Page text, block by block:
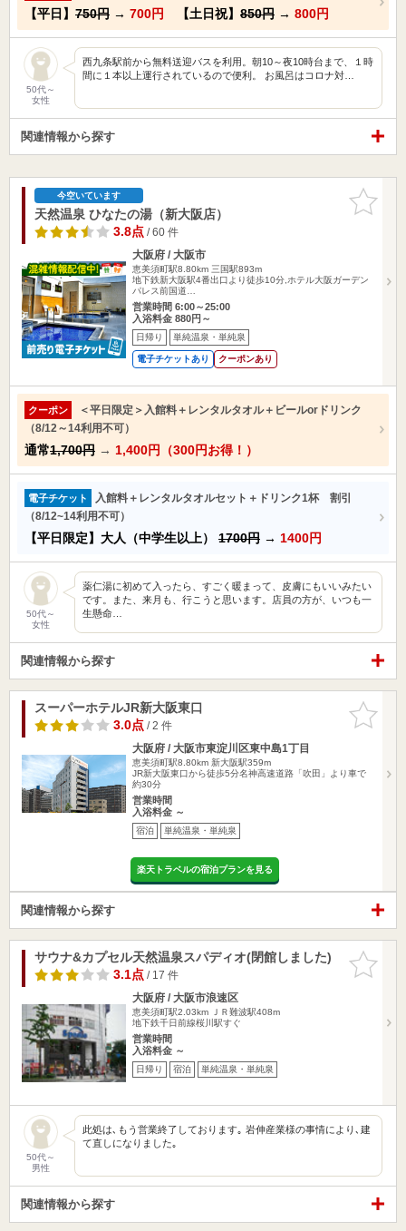
【平日】 750円 → 700円 【土日祝】 850円 → 800円
50代～
女性
西九条駅前から無料送迎バスを利用。朝10～夜10時台まで、１時
間に１本以上運行されているので便利。 お風呂はコロナ対…
関連情報から探す
お気に入
りに追加
今空いています
天然温泉 ひなたの湯（新大阪店）
3.8点/ 60 件
大阪府 / 大阪市
恵美須町駅8.80km 三国駅893m
地下鉄新大阪駅4番出口より徒歩10分,ホテル大阪ガーデン
パレス前国道…
営業時間 6:00～25:00
入浴料金 880円～
日帰り 単純温泉・単純泉
電子チケットあり クーポンあり
クーポン
＜平日限定＞入館料＋レンタルタオル＋ビールorドリンク
（8/12～14利用不可）
通常1,700円 → 1,400円（300円お得！）
電子チケット
入館料＋レンタルタオルセット＋ドリンク1杯 割引
（8/12~14利用不可）
【平日限定】大人（中学生以上） 1700円 → 1400円
50代～
女性
薬仁湯に初めて入ったら、すごく暖まって、皮膚にもいいみたい
です。また、来月も、行こうと思います。店員の方が、いつも一
生懸命…
関連情報から探す
お気に入
りに追加
スーパーホテルJR新大阪東口
3.0点/ 2 件
大阪府 / 大阪市東淀川区東中島1丁目
恵美須町駅8.80km 新大阪駅359m
JR新大阪東口から徒歩5分名神高速道路「吹田」より車で
約30分
営業時間
入浴料金 ～
宿泊 単純温泉・単純泉
楽天トラベルの宿泊プランを見る
関連情報から探す
お気に入
りに追加
サウナ&カプセル天然温泉スパディオ(閉館しました)
3.1点/ 17 件
大阪府 / 大阪市浪速区
恵美須町駅2.03km
ＪＲ難波駅408m
地下鉄千日前線桜川駅すぐ
営業時間
入浴料金 ～
日帰り 宿泊 単純温泉・単純泉
50代～
男性
此処は､もう営業終了しております｡ 岩伸産業様の事情により､建
て直しになりました｡
関連情報から探す